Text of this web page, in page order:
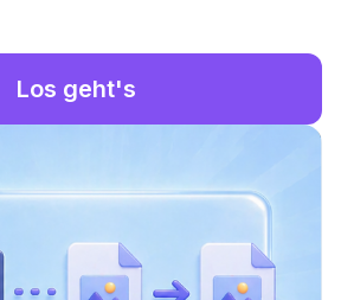
Los geht's